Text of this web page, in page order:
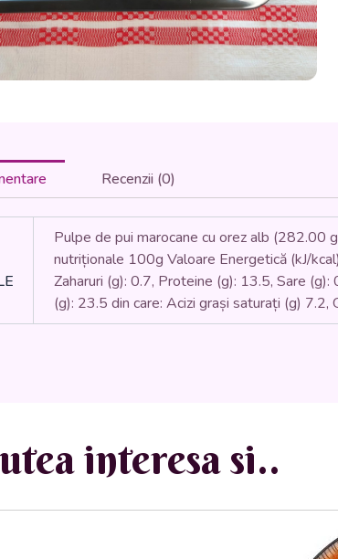
ALB
pui,
Recenzii (0)
Pulpe de pui marocane cu orez alb (282.00
nutriționale 100g Valoare Energetică (kJ/
Zaharuri (g): 0.7, Proteine (g): 13.5, Sare
(g): 23.5 din care: Acizi grași saturați (g)
interesa si..